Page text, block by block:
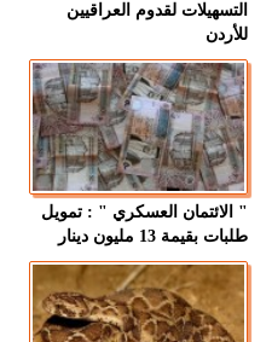
التسهيلات لقدوم العراقيين
للأردن
" الائتمان العسكري " : تمويل
طلبات بقيمة 13 مليون دينار